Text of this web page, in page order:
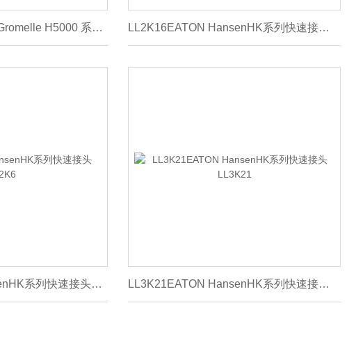
HL05032V0EATON Gromelle H5000 系列快速接头HL05032V0 LL2K16EATON HansenHK系列快速接头LL2K16
LL2K6EATON HansenHK系列快速接头LL2K6 LL3K21EATON HansenHK系列快速接头LL3K21